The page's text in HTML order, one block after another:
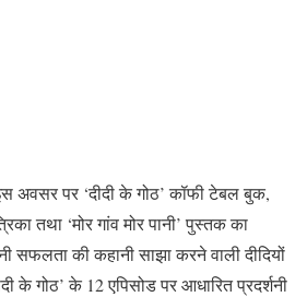
अवसर पर ‘दीदी के गोठ’ कॉफी टेबल बुक,
तथा ‘मोर गांव मोर पानी’ पुस्तक का
सफलता की कहानी साझा करने वाली दीदियों
के गोठ’ के 12 एपिसोड पर आधारित प्रदर्शनी